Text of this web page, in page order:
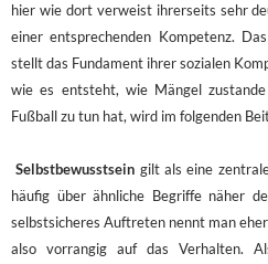
hier wie dort verweist ihrerseits sehr
einer entsprechenden Kompetenz.
stellt das Fundament ihrer sozialen
wie es entsteht, wie Mängel
Fußball zu tun hat, wird im folgenden
Selbstbewusstsein gilt als eine
häufig über ähnliche Begriffe näher
selbstsicheres Auftreten nennt man
also vorrangig auf das Verhalten.